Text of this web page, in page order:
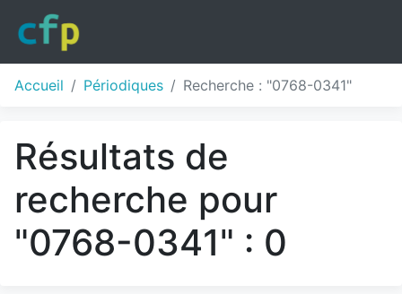
Accueil Périodiques Recherche : "0768-0341"
Résultats de
recherche pour
"0768-0341" : 0